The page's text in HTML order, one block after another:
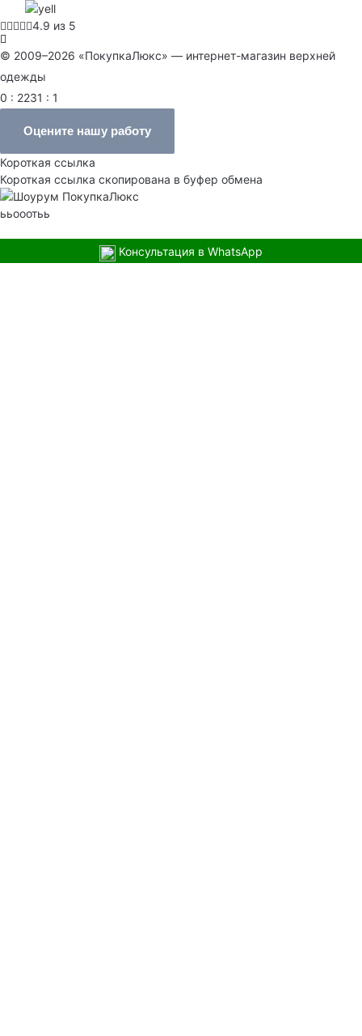
4.9 из 5
© 2009–2026 «ПокупкаЛюкс» — интернет-магазин верхней
одежды
0 : 2231 : 1
Оцените нашу работу
Короткая ссылка
Короткая ссылка скопирована в буфер обмена
ььооотьь
Консультация в WhatsApp